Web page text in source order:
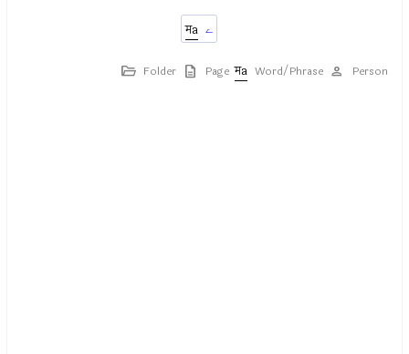
ے
Folder Page Word/Phrase Person